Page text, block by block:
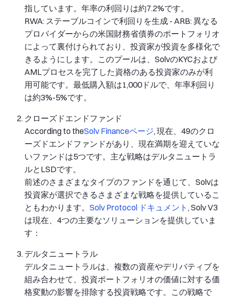
指しています。年率の利回りは約7.2%です。
RWA: ステーブルコインで利回りを生成 - ARB: 異なる
プロバイダーからの米国財務省債券のポートフォリオ
によって裏付けられており、投資家が投資を多様化で
きるようにします。このプールは、SolvのKYCおよび
AMLプロセスを完了した資格のある投資家のみが利
用可能です。最低購入額は1,000ドルで、年率利回り
は約3%-5%です。
クローズドエンドファンド
According to theSolv Financeページ, 現在、49のクロ
ーズドエンドファンドがあり、現在満期を迎えていな
いファンドは5つです。主な戦略はデルタニュートラ
ルとLSDです。
前述のさまざまなタイプのファンドを通じて、Solvは
投資家が選択できるさまざまな戦略を提供しているこ
ともわかります。 Solv Protocol ドキュメント , Solv V3
は現在、4つの主要なソリューションを提供していま
す：
デルタニュートラル
デルタニュートラルは、複数の資産やデリバティブを
組み合わせて、投資ポートフォリオの価値に対する価
格変動の影響を排除する投資戦略です。この戦略で